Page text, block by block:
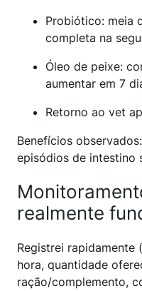
Probiótico: meia
completa na
Óleo de peixe:
aumentar em 7
Retorno ao vet
Benefícios
episódios de intestino
realmente
Registrei rapidamente
hora, quantidade
ração/complemento,